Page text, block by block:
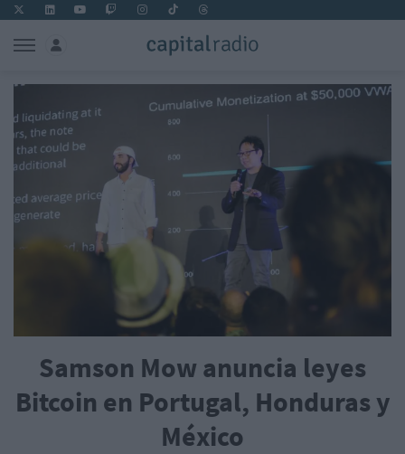
Samson Mow anuncia leyes
Bitcoin en Portugal, Honduras y
México